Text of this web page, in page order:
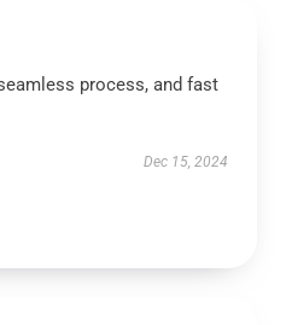
process, and fast
Dec 15, 2024